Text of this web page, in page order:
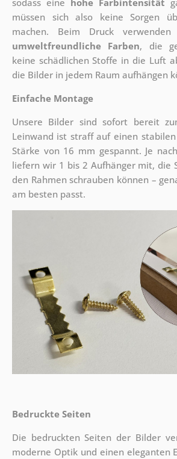
sodass eine hohe Farbintensität
müssen sich also keine Sorgen
machen. Beim Druck
umweltfreundliche Farben, die
keine schädlichen Stoffe in die Luft
die Bilder in jedem Raum aufhängen
Einfache Montage
Unsere Bilder sind sofort bereit
Leinwand ist straff auf einen
Stärke von 16 mm gespannt. Je
liefern wir 1 bis 2 Aufhänger mit, die
den Rahmen schrauben können –
am besten passt.
Bedruckte Seiten
Die bedruckten Seiten der Bilder
moderne Optik und einen eleganten